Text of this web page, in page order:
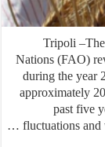
Nations
during